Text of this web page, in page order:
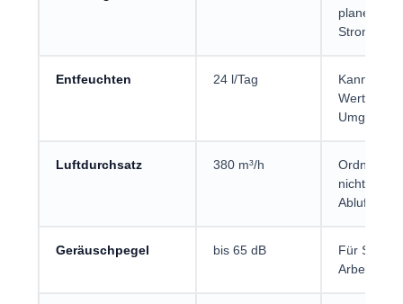
planen;
Entfeuchten 24 l/Tag
Kann
Wert ist
Luftdurchsatz 380 m³/h
Ordnet die
nicht die
Geräuschpegel bis 65 dB
Für
Arbeiten